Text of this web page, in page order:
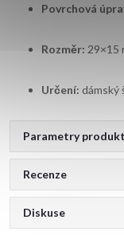
Povrchová
Rozměr: 29×15
Určení: dámský
Parametry
Recenze
Diskuse